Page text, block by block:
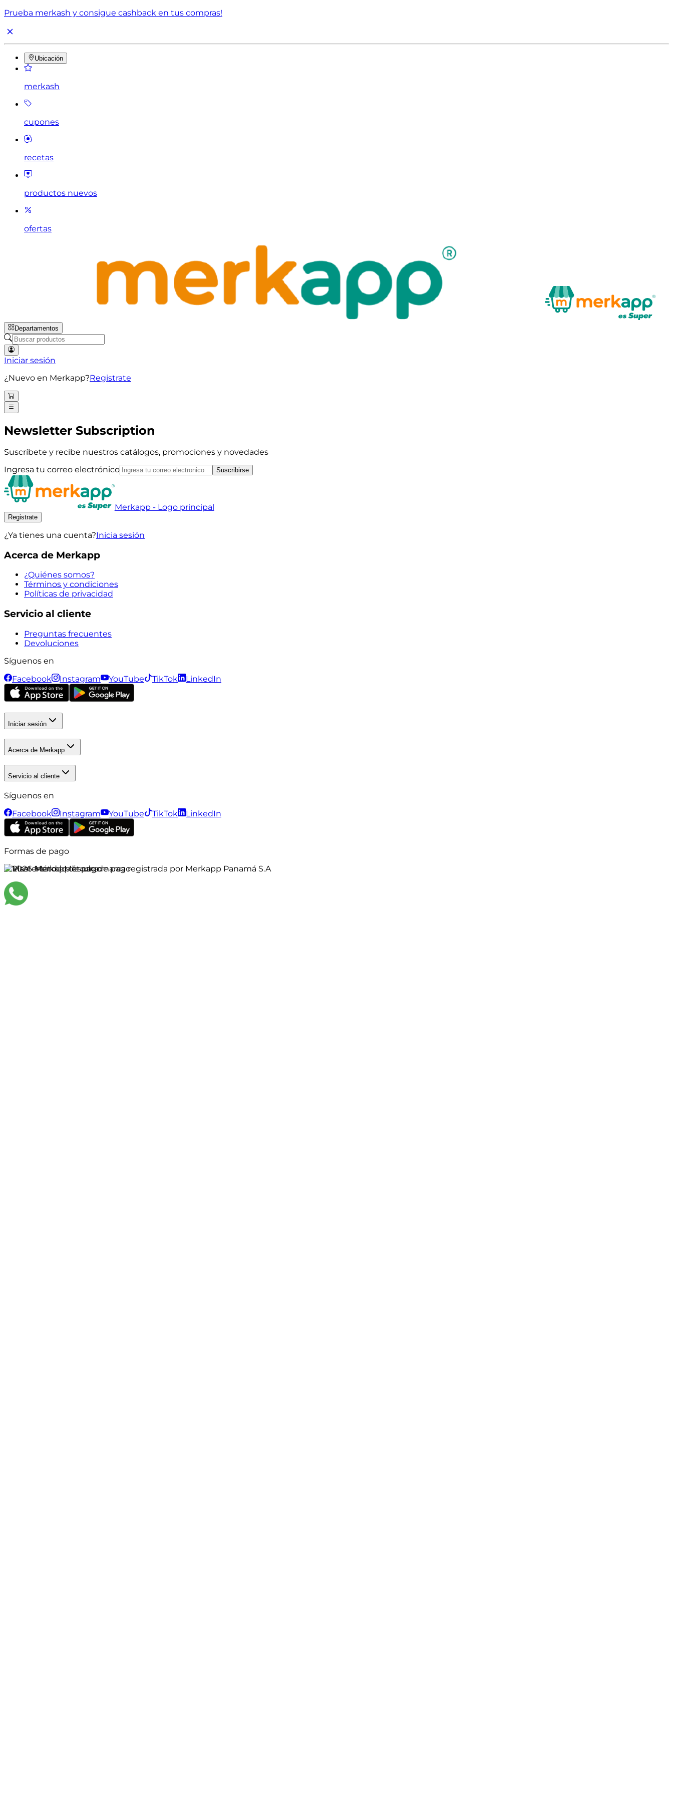
Prueba merkash y consigue cashback en tus compras!
Ubicación
merkash
cupones
recetas
productos nuevos
ofertas
Departamentos
Iniciar sesión
¿Nuevo en Merkapp?Registrate
Newsletter Subscription
Suscríbete y recibe nuestros catálogos, promociones y novedades
Ingresa tu correo electrónico
Suscribirse
Merkapp - Logo principal
Registrate
¿Ya tienes una cuenta?Inicia sesión
Acerca de Merkapp
¿Quiénes somos?
Términos y condiciones
Políticas de privacidad
Servicio al cliente
Preguntas frecuentes
Devoluciones
Síguenos en
Facebook
Instagram YouTube TikTok LinkedIn
Iniciar sesión
Acerca de Merkapp
Servicio al cliente
Síguenos en
Facebook
Instagram YouTube TikTok LinkedIn
Formas de pago
©2026Merkapp es una marca registrada por Merkapp Panamá S.A